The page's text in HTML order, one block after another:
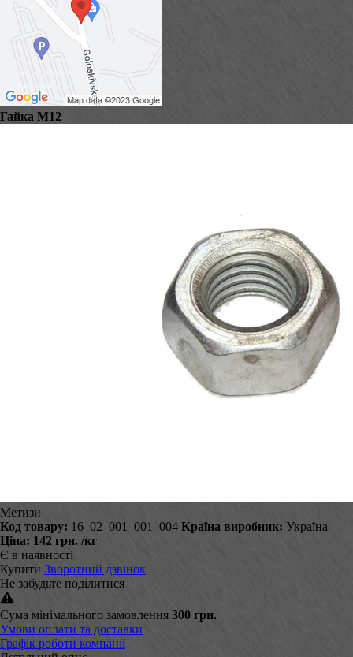
Гайка М12
Метизи
Код товару: 16_02_001_001_004 Країна виробник: Україна
Ціна: 142 грн. /кг
Є в наявності
Купити Зворотний дзвінок
Не забудьте поділитися
Сума мінімального замовлення 300 грн.
Умови оплати та доставки
Графік роботи компанії